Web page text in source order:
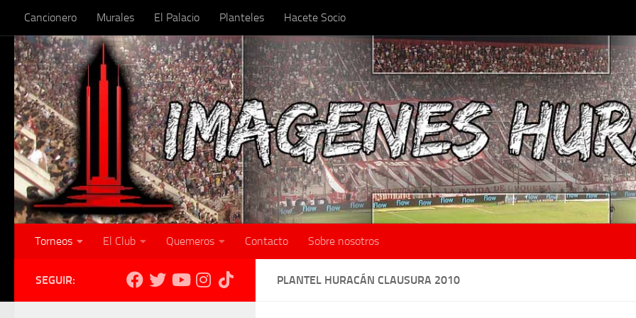
Skip to content
Cancionero Murales El Palacio Planteles Hacete Socio
Torneos El Club Quemeros Contacto Sobre nosotros
PLANTEL HURACÁN CLAUSURA 2010
SEGUIR: